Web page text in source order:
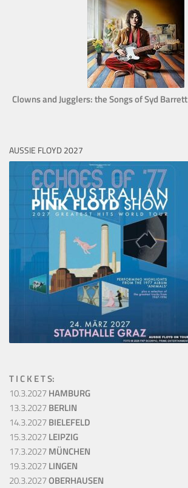
Clowns and Jugglers: the Songs of Syd Barrett
AUSSIE FLOYD 2027
T I C K E T S:
10.3.2027HAMBURG
13.3.2027BERLIN
14.3.2027BIELEFELD
15.3.2027LEIPZIG
17.3.2027MÜNCHEN
19.3.2027LINGEN
20.3.2027OBERHAUSEN